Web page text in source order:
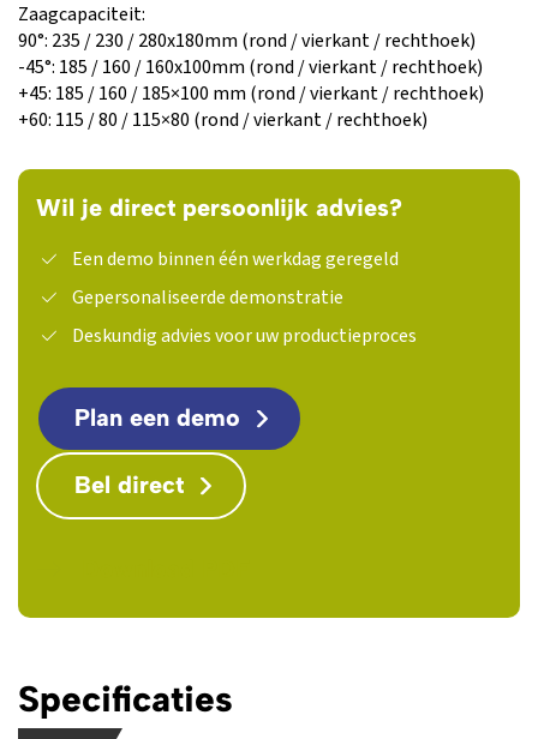
Zaagcapaciteit:
90°: 235 / 230 / 280x180mm (rond / vierkant / rechthoek)
-45°: 185 / 160 / 160x100mm (rond / vierkant / rechthoek)
+45: 185 / 160 / 185×100 mm (rond / vierkant / rechthoek)
+60: 115 / 80 / 115×80 (rond / vierkant / rechthoek)
Wil je direct persoonlijk advies?
Een demo binnen één werkdag geregeld
Gepersonaliseerde demonstratie
Deskundig advies voor uw productieproces
Plan een demo
Bel direct
Specificaties